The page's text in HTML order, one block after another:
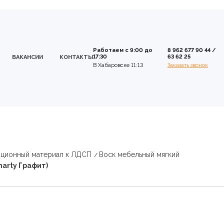
ВАКАНСИИ КОНТАКТЫ
Работаем с 9:00 до
17:30
В Хабаровске 11:13
8 962 677 90 44/
63 62 25
Заказать звонок
материал к ЛДСП
Воск мебельный мягкий
Графит)